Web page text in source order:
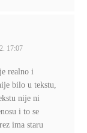
17:07
realno i
bilo u tekstu,
nije ni
i to se
ima staru